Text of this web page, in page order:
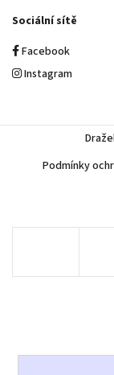
Sociální sítě
Facebook
Instagram
Podmínky